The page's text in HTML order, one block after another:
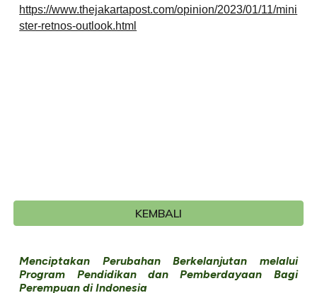
https://www.thejakartapost.com/opinion/2023/01/11/mini
ster-retnos-outlook.html
KEMBALI
Menciptakan Perubahan Berkelanjutan melalui
Program Pendidikan dan Pemberdayaan Bagi
Perempuan di Indonesia